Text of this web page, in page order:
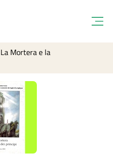
La Mortera e la